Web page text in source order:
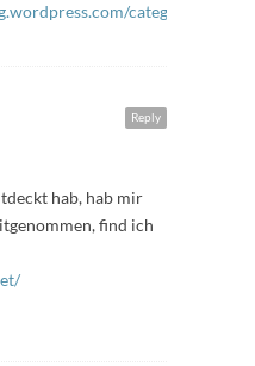
category/
Reply
hab, hab mir
find ich